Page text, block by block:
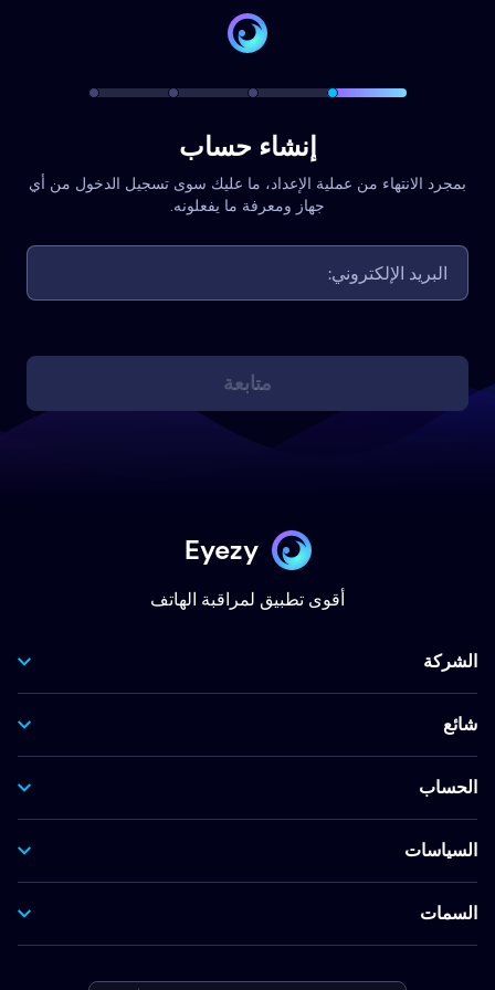
إنشاء حساب
بمجرد الانتهاء من عملية الإعداد، ما عليك سوى تسجيل الدخول من أي
جهاز ومعرفة ما يفعلونه.
متابعة
Eyezy
أقوى تطبيق لمراقبة الهاتف
الشركة
شائع
الحساب
السياسات
السمات